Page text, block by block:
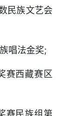
民族文艺会
唱法金奖;
赛西藏赛区